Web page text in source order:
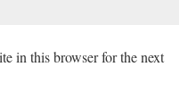
in this browser for the next